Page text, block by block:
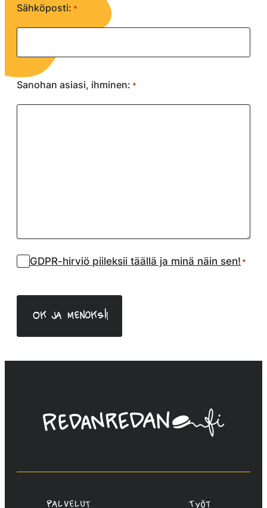
kentät
Sähköposti: *
Sanohan asiasi, ihminen: *
Suostumus
GDPR-hirviö piileksii täällä ja minä näin sen! *
Linda
Saukko-
Oy
Palvelut Työt